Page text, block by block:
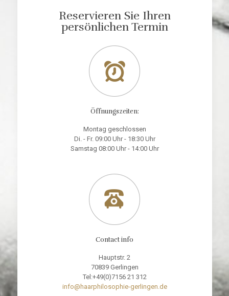
Reservieren Sie Ihren
persönlichen Termin
Öffnungszeiten:
Montag geschlossen
Di. - Fr. 09:00 Uhr - 18:30 Uhr
Samstag 08:00 Uhr - 14:00 Uhr
Contact info
Hauptstr. 2
70839 Gerlingen
Tel:+49(0)7156 21 312
info@haarphilosophie-gerlingen.de